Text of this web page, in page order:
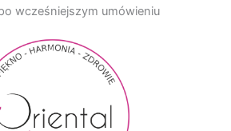
wcześniejszym umówieniu